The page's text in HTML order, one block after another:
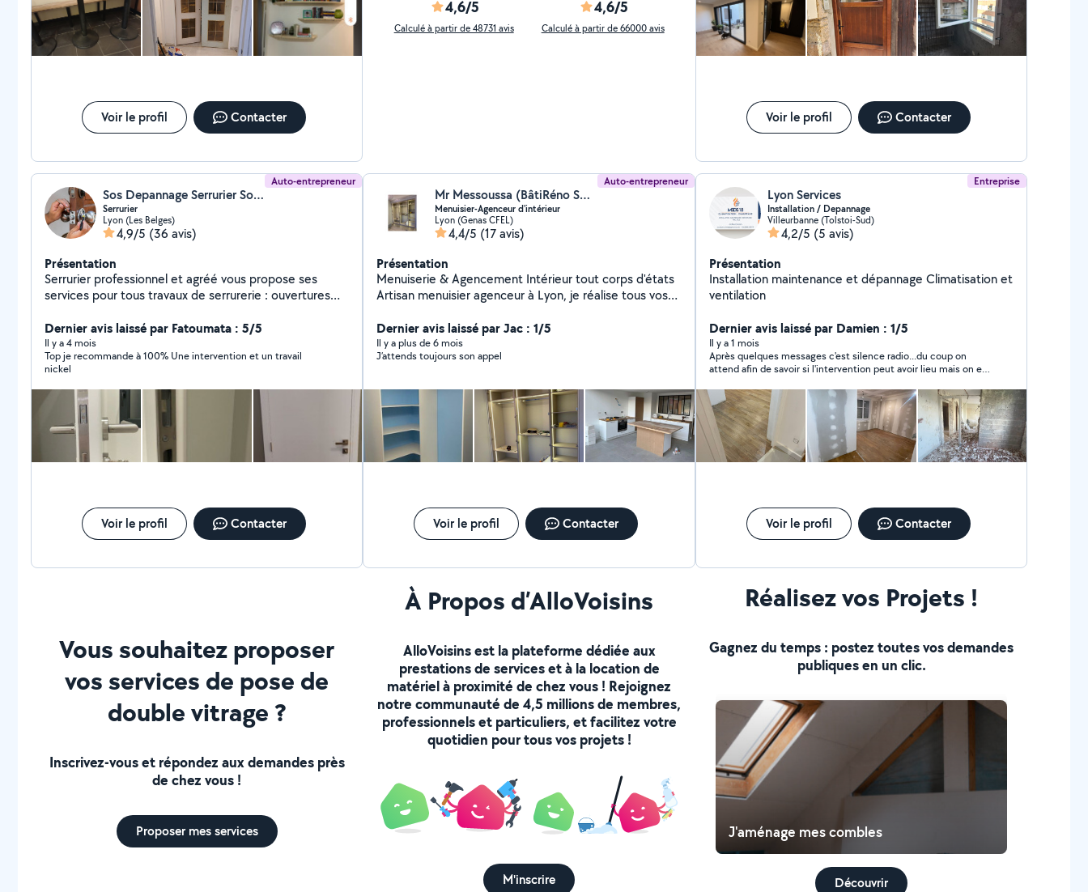
Voir le profil Contacter
4,6/5
Calculé à partir de 48731 avis
4,6/5
Calculé à partir de 66000 avis
Voir le profil Contacter
Auto-entrepreneur
Sos Depannage Serrurier Sos Depannage Serrurier (sos dépannage serrurier 69)
Serrurier
Lyon (Les Belges)
4,9/5 (36 avis)
Présentation
Serrurier professionnel et agréé vous propose ses
services pour tous travaux de serrurerie : ouvertures
bloquée ...)changements de serrures, remplacements
de cylindres et serrure rajout de point de sécurité
Menuiserie Changement porte blindée (porte
intérieure et extérieure..... Ajustement porte d'entrée
et intérieure Réparation Serrurier dépannage urgence
Intervention 24h/24 et 7j/7. Travail soigné dans le
respect des normes professionnelles. Devis gratuit et
rapide agréé assurance si vous avez 1 assurance
habitation on et agréé assurance votre intervention
Dernier avis laissé par Fatoumata : 5/5
Il y a 4 mois
Top je recommande à 100% Une intervention et un travail
nickel
Voir le profil Contacter
Auto-entrepreneur
Mr Messoussa (BâtiRéno Solutions)
Menuisier-Agenceur d'intérieur
Lyon (Genas CFEL)
4,4/5 (17 avis)
Présentation
Menuiserie & Agencement Intérieur tout corps d'états
Artisan menuisier agenceur à Lyon, je réalise tous vos
bibliothèques Portes, fenêtres, parquets, escaliers
Pose et agencement intérieur complet (tous corps
d'état si besoin) Travail soigné, respect des délais et
particuliers que les professionnels. Basé à Lyon
Déplacement possible dans toute la région.
Dernier avis laissé par Jac : 1/5
Il y a plus de 6 mois
J’attends toujours son appel
Voir le profil Contacter
Entreprise
Lyon Services
Installation / Depannage
Villeurbanne (Tolstoi-Sud)
4,2/5 (5 avis)
Présentation
Installation maintenance et dépannage Climatisation et
ventilation
Dernier avis laissé par Damien : 1/5
Il y a 1 mois
Après quelques messages c'est silence radio...du coup on
attend afin de savoir si l'intervention peut avoir lieu mais on est
Voir le profil Contacter
Vous souhaitez proposer
vos services de pose de
double vitrage ?
Inscrivez-vous et répondez aux demandes près
de chez vous !
Proposer mes services
À Propos d’AlloVoisins
AlloVoisins est la plateforme dédiée aux
prestations de services et à la location de
matériel à proximité de chez vous ! Rejoignez
notre communauté de 4,5 millions de membres,
professionnels et particuliers, et facilitez votre
quotidien pour tous vos projets !
M'inscrire
Réalisez vos Projets !
Gagnez du temps : postez toutes vos demandes
publiques en un clic.
J'aménage mes combles
Découvrir